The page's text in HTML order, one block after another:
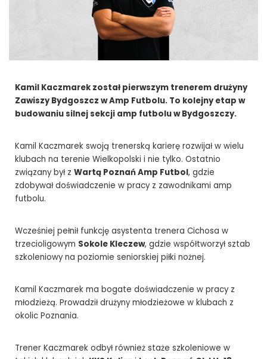
Kamil Kaczmarek został pierwszym trenerem drużyny
Zawiszy Bydgoszcz w Amp Futbolu. To kolejny etap w
budowaniu silnej sekcji amp futbolu w Bydgoszczy.
Kamil Kaczmarek swoją trenerską karierę rozwijał w wielu
klubach na terenie Wielkopolski i nie tylko. Ostatnio
związany był z Wartą Poznań Amp Futbol, gdzie
zdobywał doświadczenie w pracy z zawodnikami amp
futbolu.
Wcześniej pełnił funkcję asystenta trenera Cichosa w
trzecioligowym Sokole Kleczew, gdzie współtworzył sztab
szkoleniowy na poziomie seniorskiej piłki nożnej.
Kamil Kaczmarek ma bogate doświadczenie w pracy z
młodzieżą. Prowadził drużyny młodzieżowe w klubach z
okolic Poznania.
Trener Kaczmarek odbył również staże szkoleniowe w